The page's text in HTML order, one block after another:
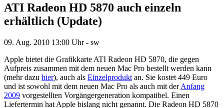
ATI Radeon HD 5870 auch einzeln
erhältlich (Update)
09. Aug. 2010 13:00 Uhr - sw
Apple bietet die Grafikkarte ATI Radeon HD 5870, die gegen
Aufpreis zusammen mit dem neuen Mac Pro bestellt werden kann
(mehr dazu hier), auch als Einzelprodukt an. Sie kostet 449 Euro
und ist sowohl mit dem neuen Mac Pro als auch mit derAnfang
2009 vorgestellten Vorgängergeneration kompatibel. Einen
Liefertermin hat Apple bislang nicht genannt. Die Radeon HD 5870